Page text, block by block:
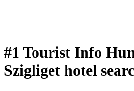
#1 Tourist Info
Szigliget hotel